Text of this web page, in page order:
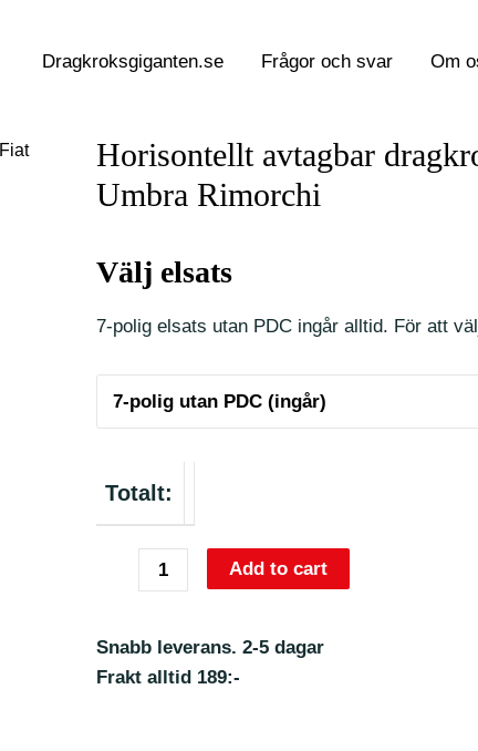
Dragkroksgiganten.se Frågor och svar Om
Horisontellt avtagbar
Umbra Rimorchi
Välj elsats
7-polig elsats utan PDC ingår alltid. För att
Totalt:
Add to cart
Snabb leverans. 2-5 dagar
Frakt alltid 189:-